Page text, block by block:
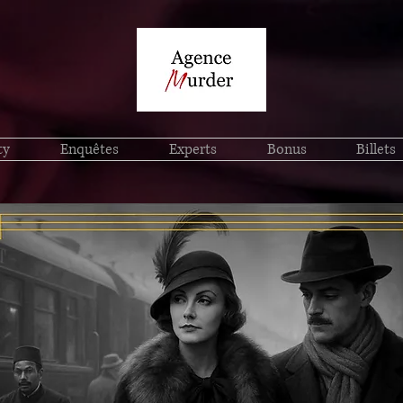
Enquêtes Experts Bonus Billets